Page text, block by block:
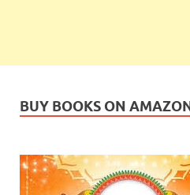
BUY BOOKS ON